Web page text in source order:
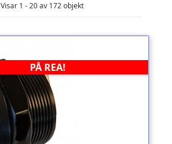
Visar 1 - 20 av 172 objekt
PÅ REA!